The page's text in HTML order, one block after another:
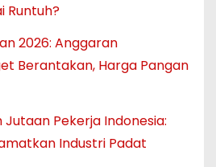
Runtuh?
2026: Anggaran
Berantakan, Harga Pangan
Jutaan Pekerja Indonesia:
Industri Padat